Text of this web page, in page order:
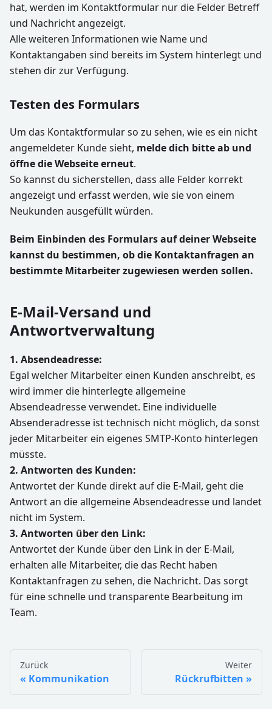
hat, werden im Kontaktformular nur die Felder Betreff
und Nachricht angezeigt.
Alle weiteren Informationen wie Name und
Kontaktangaben sind bereits im System hinterlegt und
stehen dir zur Verfügung.
Testen des Formulars
Um das Kontaktformular so zu sehen, wie es ein nicht
angemeldeter Kunde sieht, melde dich bitte ab und
öffne die Webseite erneut.
So kannst du sicherstellen, dass alle Felder korrekt
angezeigt und erfasst werden, wie sie von einem
Neukunden ausgefüllt würden.
Beim Einbinden des Formulars auf deiner Webseite
kannst du bestimmen, ob die Kontaktanfragen an
bestimmte Mitarbeiter zugewiesen werden sollen.
E-Mail-Versand und
Antwortverwaltung
1. Absendeadresse:
Egal welcher Mitarbeiter einen Kunden anschreibt, es
wird immer die hinterlegte allgemeine
Absendeadresse verwendet. Eine individuelle
Absenderadresse ist technisch nicht möglich, da sonst
jeder Mitarbeiter ein eigenes SMTP-Konto hinterlegen
müsste.
2. Antworten des Kunden:
Antwortet der Kunde direkt auf die E-Mail, geht die
Antwort an die allgemeine Absendeadresse und landet
nicht im System.
3. Antworten über den Link:
Antwortet der Kunde über den Link in der E-Mail,
erhalten alle Mitarbeiter, die das Recht haben
Kontaktanfragen zu sehen, die Nachricht. Das sorgt
für eine schnelle und transparente Bearbeitung im
Team.
Zurück
Kommunikation
Weiter
Rückrufbitten